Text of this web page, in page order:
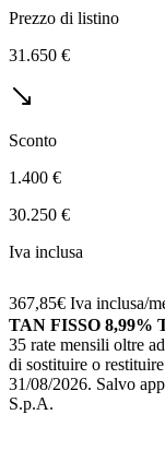
Prezzo di listino
31.650 €
Sconto
1.400 €
30.250 €
Iva inclusa
367,85€ Iva inclusa/
TAN FISSO 8,99%
35 rate mensili oltre
di sostituire o
31/08/2026. Salvo
S.p.A.